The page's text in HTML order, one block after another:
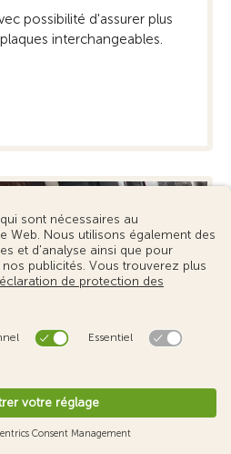
possibilité d'assurer plus
interchangeables.
circulation